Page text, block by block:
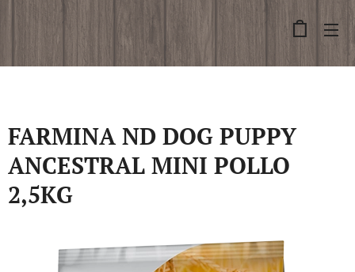
FARMINA ND DOG PUPPY
ANCESTRAL MINI POLLO
2,5KG